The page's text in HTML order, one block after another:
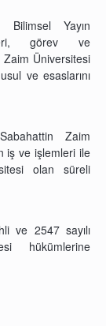
Yayın
görev ve
Zaim Üniversitesi
ve esaslarını
Zaim
iş ve işlemleri ile
olan süreli
ve 2547 sayılı
hükümlerine